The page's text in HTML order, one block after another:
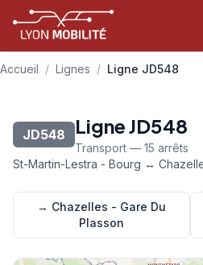
Aller au contenu principal
Accueil / Lignes / Ligne JD548
JD548 Ligne JD548
Transport — 15 arrêts
St-Martin-Lestra - Bourg ↔
→ Chazelles - Gare Du
Plasson